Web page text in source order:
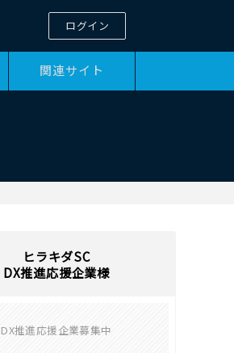
ログイン
関連サイト
ヒラキダSC
DX推進応援企業様
DX推進応援企業募集中